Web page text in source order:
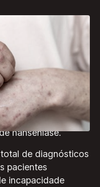
Nacional de
(25/1), uma
como lepra e
e
segundo o
o Brasil registrou
hanseníase.
de diagnósticos
pacientes
incapacidade